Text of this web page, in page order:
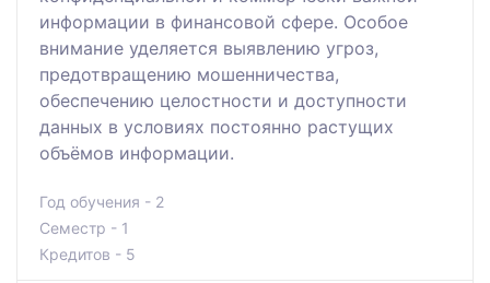
информации в финансовой сфере. Особое
внимание уделяется выявлению угроз,
предотвращению мошенничества,
обеспечению целостности и доступности
данных в условиях постоянно растущих
объёмов информации.
Год обучения - 2
Семестр - 1
Кредитов - 5